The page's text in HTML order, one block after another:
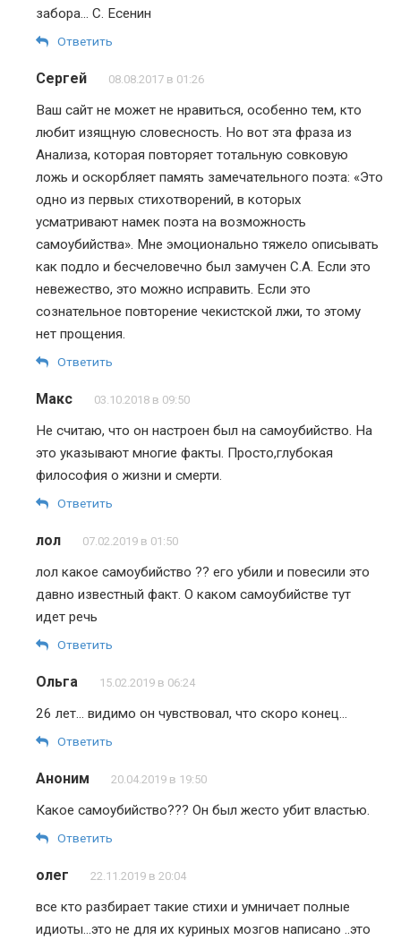
забора… С. Есенин
Ответить
Сергей 08.08.2017 в 01:26
Ваш сайт не может не нравиться, особенно тем, кто
любит изящную словесность. Но вот эта фраза из
Анализа, которая повторяет тотальную совковую
ложь и оскорбляет память замечательного поэта: «Это
одно из первых стихотворений, в которых
усматривают намек поэта на возможность
самоубийства». Мне эмоционально тяжело описывать
как подло и бесчеловечно был замучен С.А. Если это
невежество, это можно исправить. Если это
сознательное повторение чекистской лжи, то этому
нет прощения.
Ответить
Макс 03.10.2018 в 09:50
Не считаю, что он настроен был на самоубийство. На
это указывают многие факты. Просто,глубокая
философия о жизни и смерти.
Ответить
лол 07.02.2019 в 01:50
лол какое самоубийство ?? его убили и повесили это
давно известный факт. О каком самоубийстве тут
идет речь
Ответить
Ольга 15.02.2019 в 06:24
26 лет… видимо он чувствовал, что скоро конец…
Ответить
Аноним 20.04.2019 в 19:50
Какое самоубийство??? Он был жесто убит властью.
Ответить
олег 22.11.2019 в 20:04
все кто разбирает такие стихи и умничает полные
идиоты…это не для их куриных мозгов написано ..это